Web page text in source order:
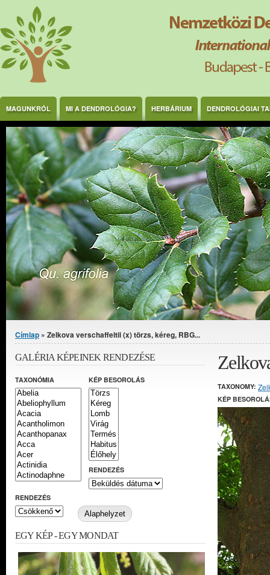
Ugrás a tartalomra
MAGUNKRÓL MI A DENDROLÓGIA? HERBÁRIUM DENDROLÓGIAI
Jelenlegi hely
Címlap » Zelkova verschaffeltii (x) törzs, kéreg, RBG...
TAXONOMY:
KÉP
GALÉRIA KÉPEINEK RENDEZÉSE
TAXONÓMIA KÉP BESOROLÁS
RENDEZÉS
RENDEZÉS
EGY KÉP - EGY MONDAT